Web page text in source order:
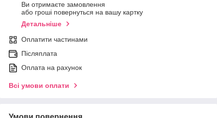
Ви отримаєте замовлення
або гроші повернуться на вашу картку
Детальніше
Оплатити частинами
Післяплата
Оплата на рахунок
Всі умови оплати